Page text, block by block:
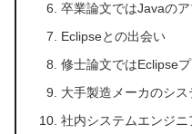
卒業論文ではJavaの
Eclipseとの出会い
修士論文ではEclipse
大手製造メーカのシ
社内システムエンジ